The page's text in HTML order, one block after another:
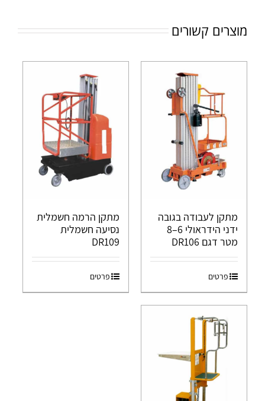
מוצרים קשורים
מתקן לעבודה בגובה
ידני הידראולי 6–8
מטר דגם DR106
פרטים
מתקן הרמה חשמלית
נסיעה חשמלית
DR109
פרטים